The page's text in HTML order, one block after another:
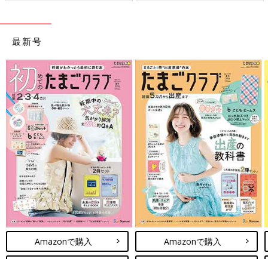
切れました。
クリコさんの出産体験談 赤ちゃんの写真
最新号
Amazonで購入 Amazonで購入